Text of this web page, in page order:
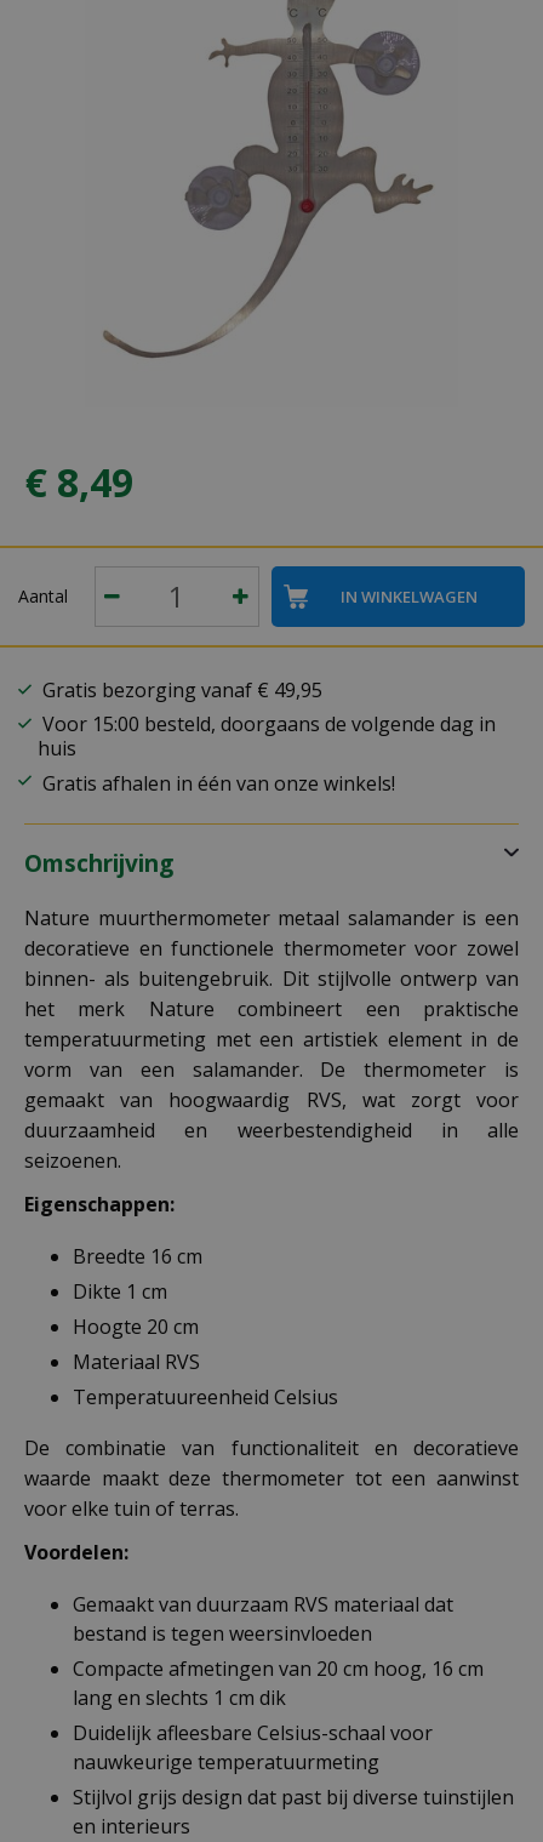
€ 8,49
Aantal
Gratis bezorging vanaf € 49,95
Voor 15:00 besteld, doorgaans de volgende dag in
huis
Gratis afhalen in één van onze winkels!
Omschrijving
Nature muurthermometer metaal salamander is een
decoratieve en functionele thermometer voor zowel
binnen- als buitengebruik. Dit stijlvolle ontwerp van
het merk Nature combineert een praktische
temperatuurmeting met een artistiek element in de
vorm van een salamander. De thermometer is
gemaakt van hoogwaardig RVS, wat zorgt voor
duurzaamheid en weerbestendigheid in alle
seizoenen.
Eigenschappen:
Breedte 16 cm
Dikte 1 cm
Hoogte 20 cm
Materiaal RVS
Temperatuureenheid Celsius
De combinatie van functionaliteit en decoratieve
waarde maakt deze thermometer tot een aanwinst
voor elke tuin of terras.
Voordelen:
Gemaakt van duurzaam RVS materiaal dat
bestand is tegen weersinvloeden
Compacte afmetingen van 20 cm hoog, 16 cm
lang en slechts 1 cm dik
Duidelijk afleesbare Celsius-schaal voor
nauwkeurige temperatuurmeting
Stijlvol grijs design dat past bij diverse tuinstijlen
en interieurs